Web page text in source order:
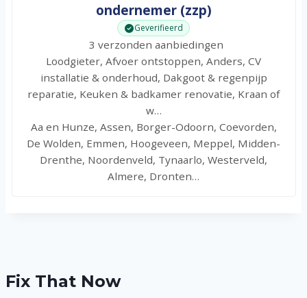
ondernemer (zzp)
Geverifieerd
3 verzonden aanbiedingen
Loodgieter, Afvoer ontstoppen, Anders, CV
installatie & onderhoud, Dakgoot & regenpijp
reparatie, Keuken & badkamer renovatie, Kraan of
w…
Aa en Hunze, Assen, Borger-Odoorn, Coevorden,
De Wolden, Emmen, Hoogeveen, Meppel, Midden-
Drenthe, Noordenveld, Tynaarlo, Westerveld,
Almere, Dronten…
Fix That Now